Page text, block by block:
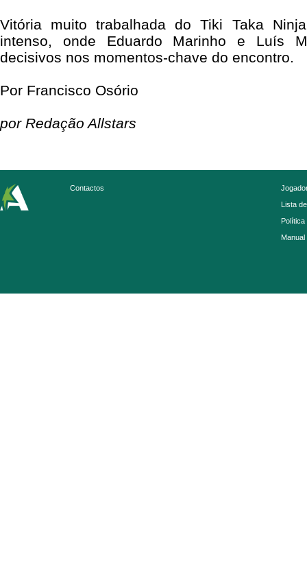
Vitória muito trabalhada do Tiki Taka
intenso, onde Eduardo Marinho e Luís
decisivos nos momentos-chave do encontro.
Por Francisco Osório
por Redação Allstars
Contactos
Lista
Política